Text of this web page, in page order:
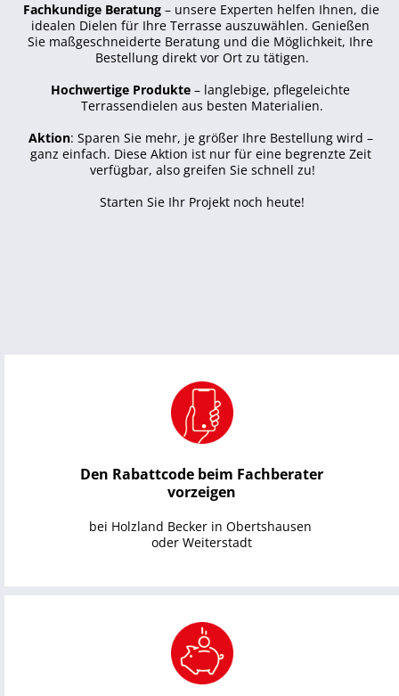
Den Rabattcode beim Fachberater
vorzeigen
bei Holzland Becker in Obertshausen
oder Weiterstadt
Fachkundige Beratung – unsere Experten helfen Ihnen, die
idealen Dielen für Ihre Terrasse auszuwählen. Genießen
Sie maßgeschneiderte Beratung und die Möglichkeit, Ihre
Bestellung direkt vor Ort zu tätigen.
Hochwertige Produkte – langlebige, pflegeleichte
Terrassendielen aus besten Materialien.
Aktion: Sparen Sie mehr, je größer Ihre Bestellung wird –
ganz einfach. Diese Aktion ist nur für eine begrenzte Zeit
verfügbar, also greifen Sie schnell zu!
Starten Sie Ihr Projekt noch heute!